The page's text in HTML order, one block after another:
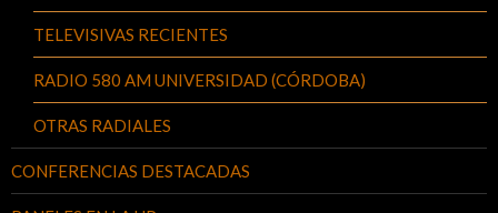
TELEVISIVAS RECIENTES
RADIO 580 AM UNIVERSIDAD (CÓRDOBA)
OTRAS RADIALES
CONFERENCIAS DESTACADAS